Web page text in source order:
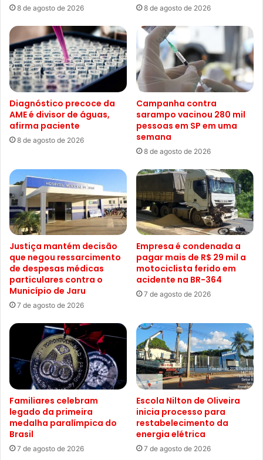
8 de agosto de 2026 8 de agosto de 2026
Diagnóstico precoce da
AME é divisor de águas,
afirma paciente
8 de agosto de 2026
Campanha contra
sarampo vacinou 280 mil
pessoas em SP em uma
semana
8 de agosto de 2026
Justiça mantém decisão
que negou ressarcimento
de despesas médicas
particulares contra o
Município de Jaru
7 de agosto de 2026
Empresa é condenada a
pagar mais de R$ 29 mil a
motociclista ferido em
acidente na BR-364
7 de agosto de 2026
Familiares celebram
legado da primeira
medalha paralímpica do
Brasil
7 de agosto de 2026
Escola Nilton de Oliveira
inicia processo para
restabelecimento da
energia elétrica
7 de agosto de 2026